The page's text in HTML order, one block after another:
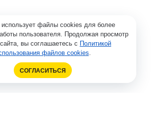
использует файлы cookies для более
пользователя. Продолжая просмотр
вы соглашаетесь с Политикой
файлов cookies.
СОГЛАСИТЬСЯ